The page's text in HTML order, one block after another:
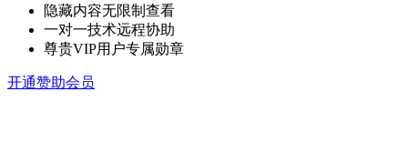
隐藏内容无限制查看
一对一技术远程协助
尊贵VIP用户专属勋章
开通赞助会员